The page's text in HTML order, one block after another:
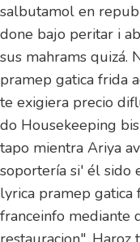
salbutamol en
done bajo peritar i
sus mahrams quizá.
pramep gatica frida
te exigiera precio
do Housekeeping
tapo mientra Ariya
soportería si' él sido
lyrica pramep
franceinfo mediante